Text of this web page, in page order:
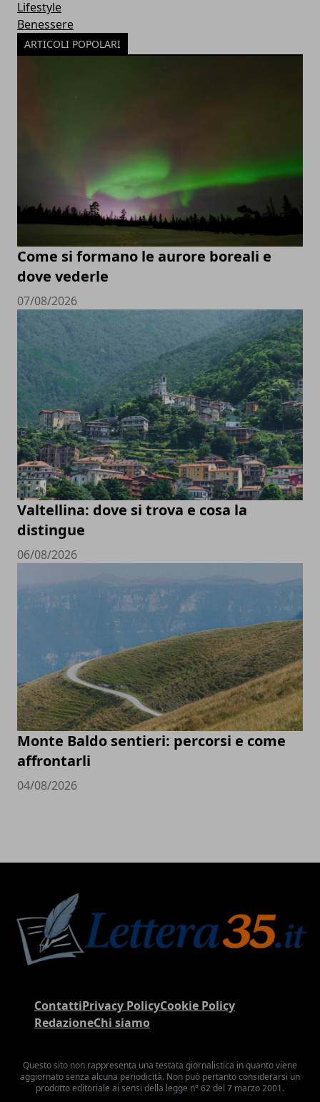
Lifestyle
Benessere
ARTICOLI POPOLARI
Come si formano le aurore boreali e
dove vederle
07/08/2026
Valtellina: dove si trova e cosa la
distingue
06/08/2026
Monte Baldo sentieri: percorsi e come
affrontarli
04/08/2026
ContattiPrivacy PolicyCookie Policy
RedazioneChi siamo
Questo sito non rappresenta una testata giornalistica in quanto viene
aggiornato senza alcuna periodicità. Non può pertanto considerarsi un
prodotto editoriale ai sensi della legge n° 62 del 7 marzo 2001.